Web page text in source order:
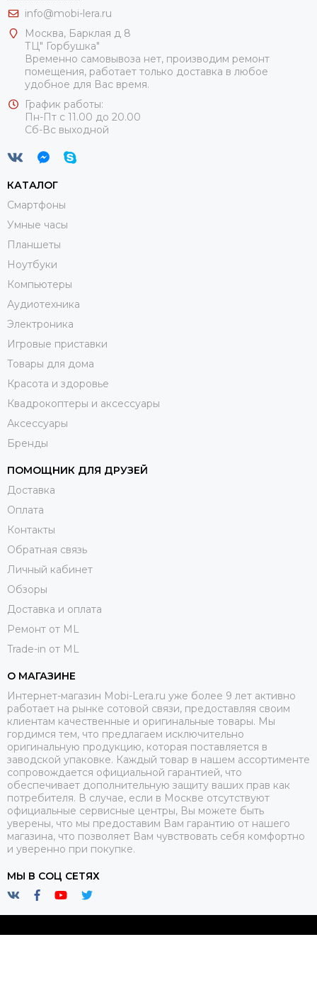
info@mobi-lera.ru
Москва, Барклая д 8
ТЦ" Горбушка"
Временно самовывоза нет, производим ремонт
помещения, работает только доставка в любое
удобное для Вас время.
График работы:
Пн-Пт с 11.00 до 20.00
Сб-Вс выходной
КАТАЛОГ
Смартфоны
Умные часы
Планшеты
Ноутбуки
Компьютеры
Аудиотехника
Электроника
Игровые приставки
Товары для дома
Красота и здоровье
Квадрокоптеры и аксессуары
Аксессуары
Бренды
ПОМОЩНИК ДЛЯ ДРУЗЕЙ
Доставка
Оплата
Контакты
Обратная связь
Личный кабинет
Обзоры
Доставка и оплата
Ремонт от ML
Trade-in от ML
О МАГАЗИНЕ
Интернет-магазин Mobi-Lera.ru уже более 9 лет активно
работает на рынке сотовой связи, предоставляя своим
клиентам качественные и оригинальные товары. Мы
гордимся тем, что предлагаем исключительно
оригинальную продукцию, которая поставляется в
заводской упаковке. Каждый товар в нашем ассортименте
сопровождается официальной гарантией, что
обеспечивает дополнительную защиту ваших прав как
потребителя. В случае, если в Москве отсутствуют
официальные сервисные центры, Вы можете быть
уверены, что мы предоставим Вам гарантию от нашего
магазина, что позволяет Вам чувствовать себя комфортно
и уверенно при покупке.
МЫ В СОЦ СЕТЯХ